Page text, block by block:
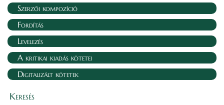
Szerzői kompozíció
Fordítás
Levelezés
A kritikai kiadás kötetei
Digitalizált kötetek
Keresés